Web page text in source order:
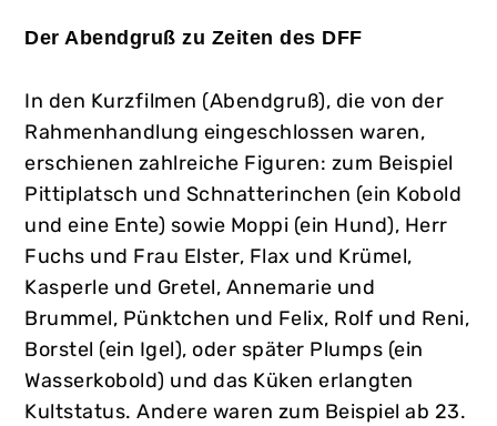
Der Abendgruß zu Zeiten des DFF
In den Kurzfilmen (Abendgruß), die von der
Rahmenhandlung eingeschlossen waren,
erschienen zahlreiche Figuren: zum Beispiel
Pittiplatsch und Schnatterinchen (ein Kobold
und eine Ente) sowie Moppi (ein Hund), Herr
Fuchs und Frau Elster, Flax und Krümel,
Kasperle und Gretel, Annemarie und
Brummel, Pünktchen und Felix, Rolf und Reni,
Borstel (ein Igel), oder später Plumps (ein
Wasserkobold) und das Küken erlangten
Kultstatus. Andere waren zum Beispiel ab 23.